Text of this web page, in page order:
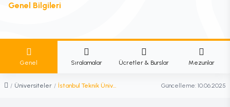
Genel Bilgileri
Genel Sıralamalar Ücretler & Burslar Mezunlar
/ Üniversiteler / İstanbul Teknik Üniversitesi Güncelleme: 10.06.2025